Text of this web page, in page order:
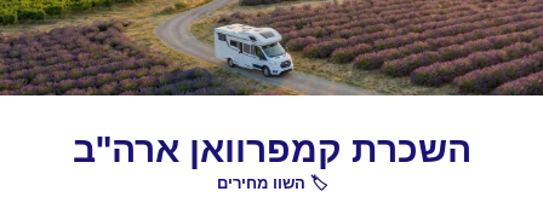
השכרת קמפרוואן ארה"ב
🏷️ השוו מחירים